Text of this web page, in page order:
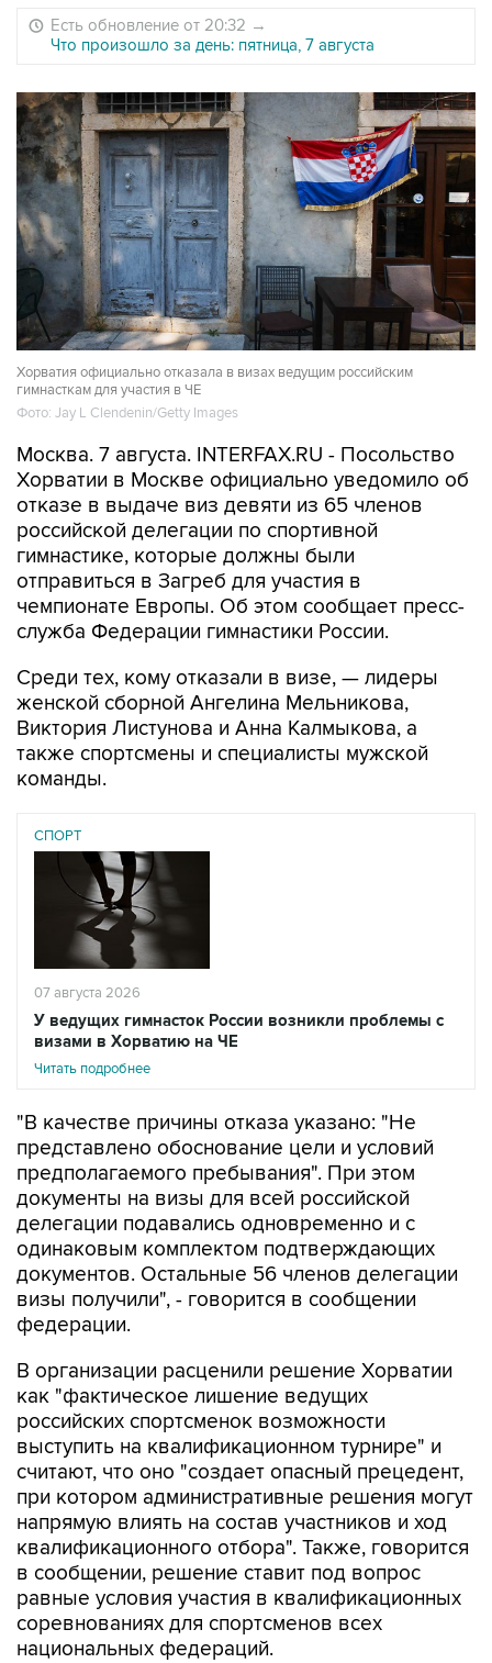
Есть обновление от 20:32 →
Что произошло за день: пятница, 7 августа
Хорватия официально отказала в визах ведущим российским
гимнасткам для участия в ЧЕ
Фото: Jay L Clendenin/Getty Images
Москва. 7 августа. INTERFAX.RU - Посольство
Хорватии в Москве официально уведомило об
отказе в выдаче виз девяти из 65 членов
российской делегации по спортивной
гимнастике, которые должны были
отправиться в Загреб для участия в
чемпионате Европы. Об этом сообщает пресс-
служба Федерации гимнастики России.
Среди тех, кому отказали в визе, — лидеры
женской сборной Ангелина Мельникова,
Виктория Листунова и Анна Калмыкова, а
также спортсмены и специалисты мужской
команды.
СПОРТ
07 августа 2026
У ведущих гимнасток России возникли проблемы с
визами в Хорватию на ЧЕ
Читать подробнее
"В качестве причины отказа указано: "Не
представлено обоснование цели и условий
предполагаемого пребывания". При этом
документы на визы для всей российской
делегации подавались одновременно и с
одинаковым комплектом подтверждающих
документов. Остальные 56 членов делегации
визы получили", - говорится в сообщении
федерации.
В организации расценили решение Хорватии
как "фактическое лишение ведущих
российских спортсменок возможности
выступить на квалификационном турнире" и
считают, что оно "создает опасный прецедент,
при котором административные решения могут
напрямую влиять на состав участников и ход
квалификационного отбора". Также, говорится
в сообщении, решение ставит под вопрос
равные условия участия в квалификационных
соревнованиях для спортсменов всех
национальных федераций.